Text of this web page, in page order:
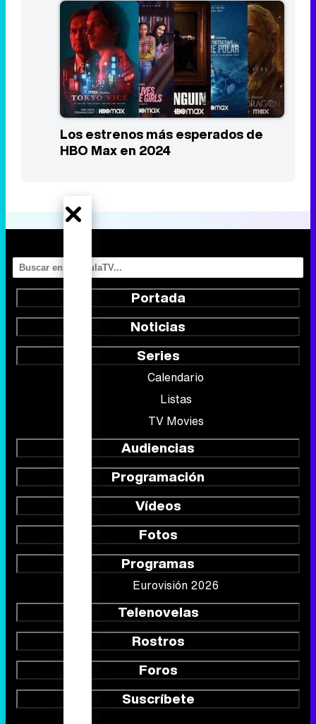
Los estrenos más esperados de
HBO Max en 2024
Noticias
Series
Calendario
Listas
TV Movies
Audiencias
Programación
Vídeos
Fotos
Programas
Eurovisión 2026
Telenovelas
Rostros
Foros
Suscríbete
Síguenos